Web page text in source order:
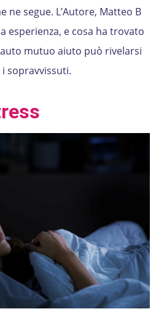
segue. L’Autore, Matteo B
esperienza, e cosa ha trovato
mutuo aiuto può rivelarsi
sopravvissuti.